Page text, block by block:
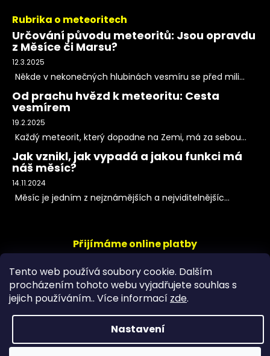
Tento web používá soubory cookie. Dalším
procházením tohoto webu vyjadřujete souhlas s
jejich používáním.. Více informací zde.
Nastavení
Rubrika o meteoritech
Určování původu meteoritů: Jsou opravdu
z Měsíce či Marsu?
12.3.2025
Někde v nekonečných hlubinách vesmíru se před mili...
Od prachu hvězd k meteoritu: Cesta
vesmírem
19.2.2025
Každý meteorit, který dopadne na Zemi, má za sebou...
Jak vznikl, jak vypadá a jakou funkci má
náš měsíc?
14.11.2024
Měsíc je jedním z nejznámějších a nejviditelnějšíc...
Přijímáme online platby
Copyright 2026PeltramMinerals. Všechna práva